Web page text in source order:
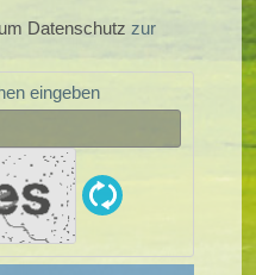
Datenschutz zur
eingeben